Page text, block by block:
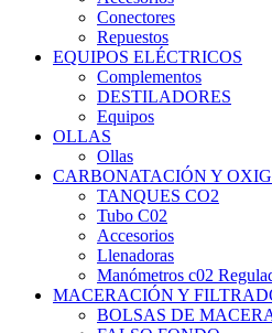
Conectores
Repuestos
EQUIPOS ELÉCTRICOS
Complementos
DESTILADORES
Equipos
OLLAS
Ollas
CARBONATACIÓN Y
TANQUES CO2
Tubo C02
Accesorios
Llenadoras
Manómetros c02
MACERACIÓN Y
BOLSAS DE